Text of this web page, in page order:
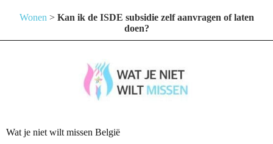
Wonen > Kan ik de ISDE subsidie zelf aanvragen of laten
doen?
Wat je niet wilt missen België